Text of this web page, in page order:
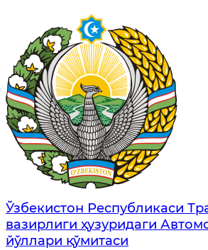
Ўзбекистон Республикаси
вазирлиги ҳузуридаги
йўллари қўмитаси